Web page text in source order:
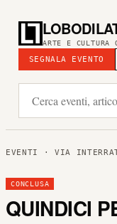
ARTE E
SEGNALA EVENTO
EVENTI · VIA
CONCLUSA
QUINDICI